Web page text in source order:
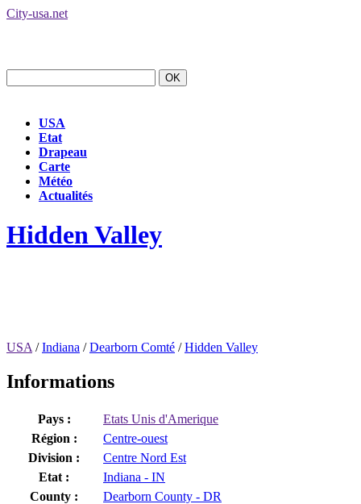
City-usa.net
USA
Etat
Drapeau
Carte
Météo
Actualités
Hidden Valley
USA /Indiana /Dearborn Comté /Hidden Valley
Informations
Pays :
Etats Unis d'Amerique
Région :
Centre-ouest
Division :
Centre Nord Est
Etat :
Indiana - IN
County :
Dearborn County - DR